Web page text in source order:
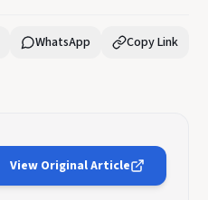
WhatsApp Copy Link
View Original Article